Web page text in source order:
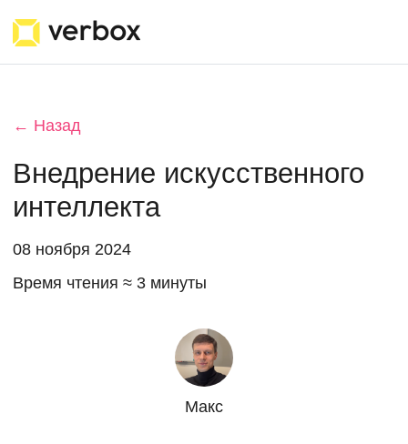
← Назад
Внедрение искусственного
интеллекта
08 ноября 2024
Время чтения ≈ 3 минуты
Макс